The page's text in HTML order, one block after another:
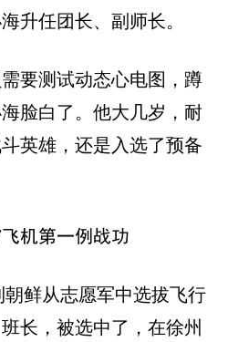
升任团长、副师长。
要测试动态心电图，蹲
脸白了。他大几岁，耐
英雄，还是入选了预备
机第一例战功
鲜从志愿军中选拔飞行
长，被选中了，在徐州